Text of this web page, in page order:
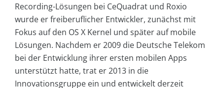
Recording-Lösungen bei CeQuadrat und Roxio
wurde er freiberuflicher Entwickler, zunächst mit
Fokus auf den OS X Kernel und später auf mobile
Lösungen. Nachdem er 2009 die Deutsche Telekom
bei der Entwicklung ihrer ersten mobilen Apps
unterstützt hatte, trat er 2013 in die
Innovationsgruppe ein und entwickelt derzeit